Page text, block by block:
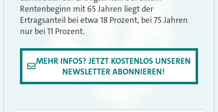
Rentenbeginn mit 65 Jahren liegt der
Ertragsanteil bei etwa 18 Prozent, bei 75 Jahren
nur bei 11 Prozent.
MEHR INFOS? JETZT KOSTENLOS UNSEREN
NEWSLETTER ABONNIEREN!